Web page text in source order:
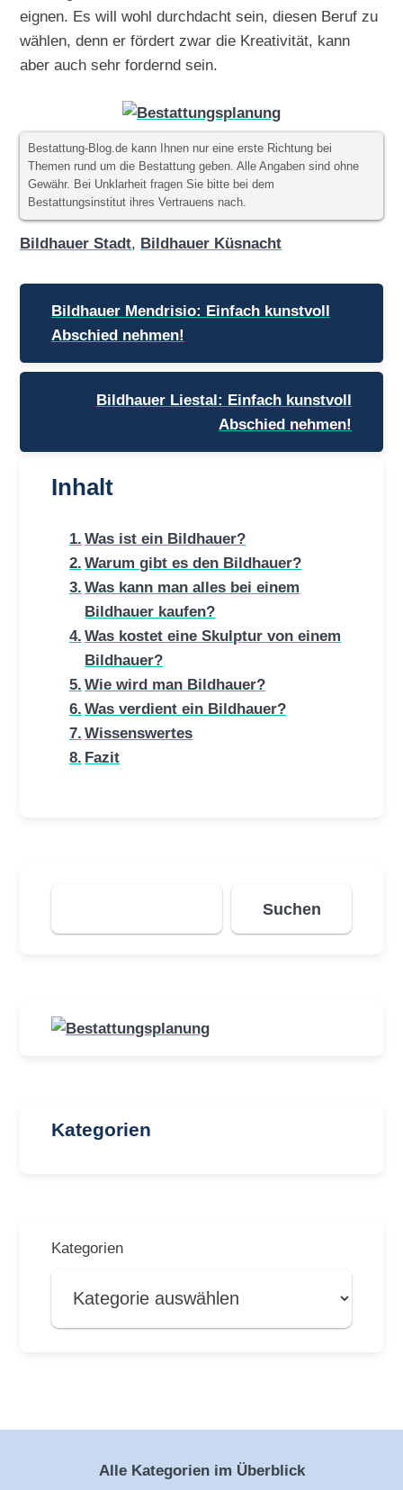
eignen. Es will wohl durchdacht sein, diesen Beruf zu
wählen, denn er fördert zwar die Kreativität, kann
aber auch sehr fordernd sein.
Bestattung-Blog.de kann Ihnen nur eine erste Richtung bei
Themen rund um die Bestattung geben. Alle Angaben sind ohne
Gewähr. Bei Unklarheit fragen Sie bitte bei dem
Bestattungsinstitut ihres Vertrauens nach.
Bildhauer Stadt, Bildhauer Küsnacht
Beitragsnavigation
Bildhauer Mendrisio: Einfach kunstvoll
Abschied nehmen!
Bildhauer Liestal: Einfach kunstvoll
Abschied nehmen!
Inhalt
Was ist ein Bildhauer?
Warum gibt es den Bildhauer?
Was kann man alles bei einem
Bildhauer kaufen?
Was kostet eine Skulptur von einem
Bildhauer?
Wie wird man Bildhauer?
Was verdient ein Bildhauer?
Wissenswertes
Fazit
Suchen
Suchen
Kategorien
Kategorien
Alle Kategorien im Überblick